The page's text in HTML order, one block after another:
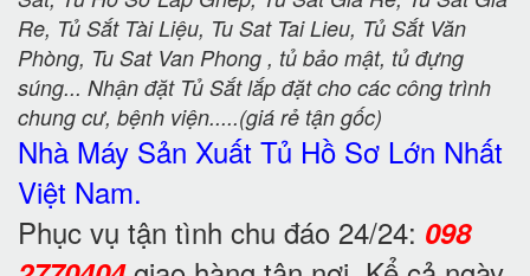
Re, Tủ Sắt Tài Liệu, Tu Sat Tai Lieu, Tủ Sắt Văn
Phòng, Tu Sat Van Phong , tủ bảo mật, tủ đựng
súng... Nhận đặt Tủ Sắt lắp đặt cho các công trình
chung cư, bệnh viện.....(giá rẻ tận gốc)
Nhà Máy Sản Xuất Tủ Hồ Sơ Lớn Nhất
Việt Nam.
Phục vụ tận tình chu đáo 24/24: 098